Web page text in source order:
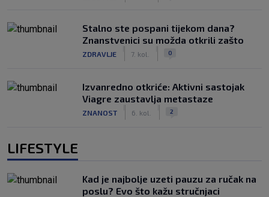
Stalno ste pospani tijekom dana?
Znanstvenici su možda otkrili zašto
ZDRAVLJE 7. kol. 0
Izvanredno otkriće: Aktivni sastojak
Viagre zaustavlja metastaze
ZNANOST 6. kol. 2
LIFESTYLE
Kad je najbolje uzeti pauzu za ručak na
poslu? Evo što kažu stručnjaci